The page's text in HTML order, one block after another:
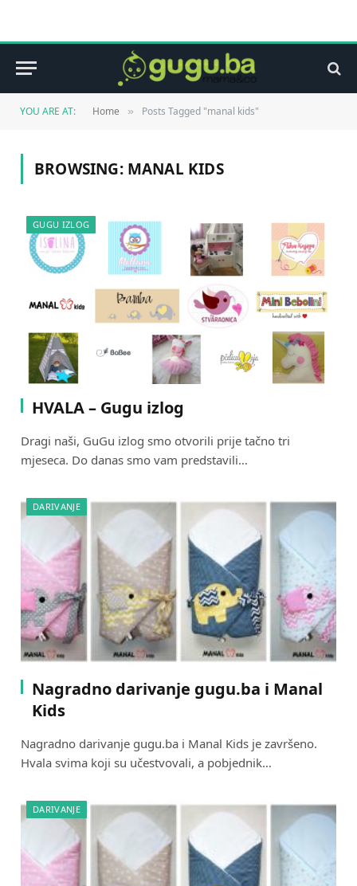
YOU ARE AT: Home » Posts Tagged "manal kids"
BROWSING: MANAL KIDS
GUGU IZLOG
HVALA – Gugu izlog
Dragi naši, GuGu izlog smo otvorili prije tačno tri
mjeseca. Do danas smo vam predstavili…
DARIVANJE
Nagradno darivanje gugu.ba i Manal
Kids
Nagradno darivanje gugu.ba i Manal Kids je završeno.
Hvala svima koji su učestvovali, a pobjednik…
DARIVANJE